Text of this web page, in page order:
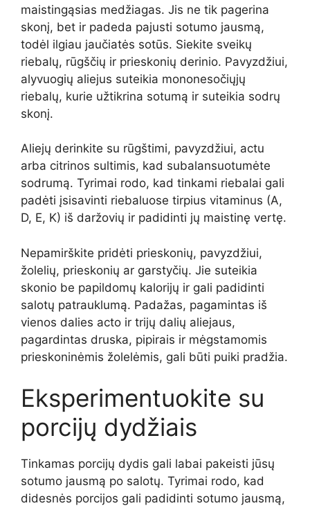
maistingąsias medžiagas. Jis ne tik pagerina
skonį, bet ir padeda pajusti sotumo jausmą,
todėl ilgiau jaučiatės sotūs. Siekite sveikų
riebalų, rūgščių ir prieskonių derinio. Pavyzdžiui,
alyvuogių aliejus suteikia mononesočiųjų
riebalų, kurie užtikrina sotumą ir suteikia sodrų
skonį.
Aliejų derinkite su rūgštimi, pavyzdžiui, actu
arba citrinos sultimis, kad subalansuotumėte
sodrumą. Tyrimai rodo, kad tinkami riebalai gali
padėti įsisavinti riebaluose tirpius vitaminus (A,
D, E, K) iš daržovių ir padidinti jų maistinę vertę.
Nepamirškite pridėti prieskonių, pavyzdžiui,
žolelių, prieskonių ar garstyčių. Jie suteikia
skonio be papildomų kalorijų ir gali padidinti
salotų patrauklumą. Padažas, pagamintas iš
vienos dalies acto ir trijų dalių aliejaus,
pagardintas druska, pipirais ir mėgstamomis
prieskoninėmis žolelėmis, gali būti puiki pradžia.
Eksperimentuokite su
porcijų dydžiais
Tinkamas porcijų dydis gali labai pakeisti jūsų
sotumo jausmą po salotų. Tyrimai rodo, kad
didesnės porcijos gali padidinti sotumo jausmą,